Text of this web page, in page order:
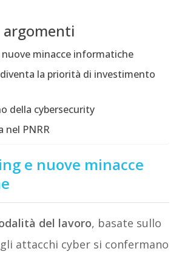
argomenti
minacce informatiche
la priorità di investimento
della cybersecurity
nel PNRR
e nuove minacce
del lavoro, basate sullo
attacchi cyber si confermano